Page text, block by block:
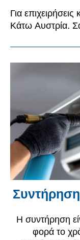
Για
Κάτω Αυστρία.
Η συντήρηση
φορά το